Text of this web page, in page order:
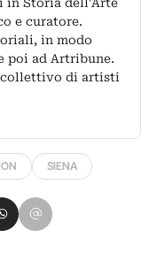
e curatore.
in modo
poi ad Artribune.
di artisti
SIENA
su Pinterest
su WhatsApp
Condividi su Email